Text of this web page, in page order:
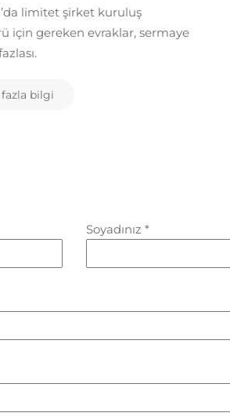
limitet şirket kuruluş
için gereken evraklar, sermaye
bilgi
Soyadınız *